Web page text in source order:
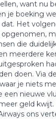
want nu
je boeking
Het
die
meerdere
doen. Via
je niets
een nieuwe
geld
ons